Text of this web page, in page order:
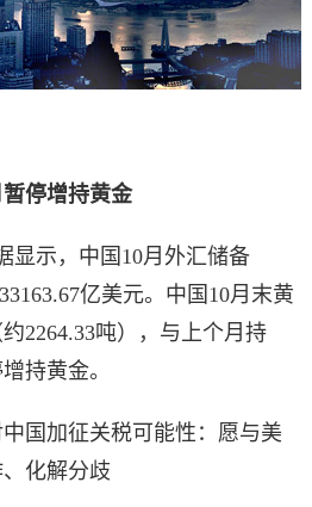
停增持黄金
显示，中国10月外汇储备
亿美元。中国10月末黄
2264.33吨），与上个月持
持黄金。
国加征关税可能性：愿与美
化解分歧